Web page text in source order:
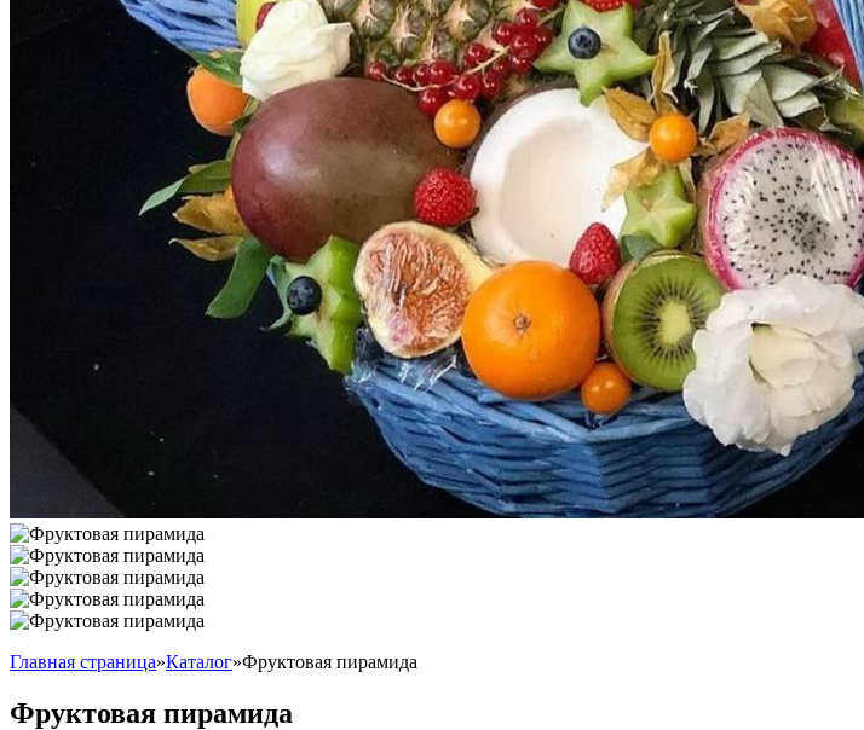
Главная страница»Каталог»Фруктовая пирамида
Фруктовая пирамида